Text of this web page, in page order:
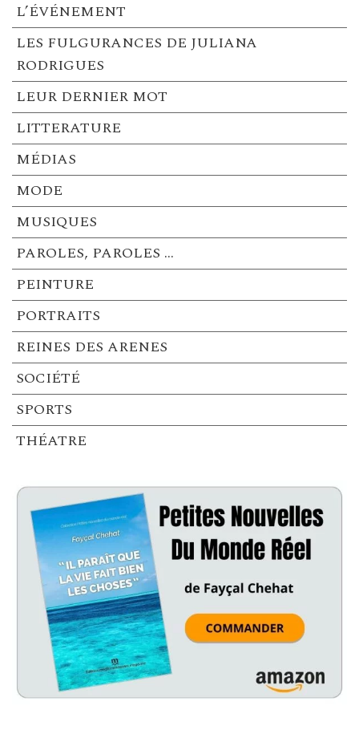
L’ÉVÉNEMENT
LES FULGURANCES DE JULIANA
RODRIGUES
LEUR DERNIER MOT
LITTERATURE
MÉDIAS
MODE
MUSIQUES
PAROLES, PAROLES …
PEINTURE
PORTRAITS
REINES DES ARENES
SOCIÉTÉ
SPORTS
THÉATRE